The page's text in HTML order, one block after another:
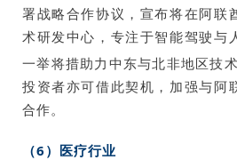
署战略合作协议，宣布将在阿联
术研发中心，专注于智能驾驶与
一举将措助力中东与北非地区技
投资者亦可借此契机，加强与阿
合作。
（6）医疗行业